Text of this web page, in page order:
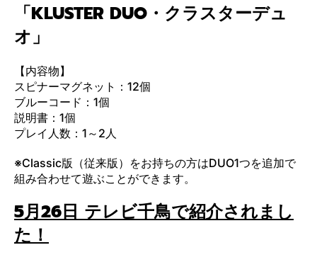
「KLUSTER DUO・クラスターデュ
オ」
【内容物】
スピナーマグネット：12個
ブルーコード：1個
説明書：1個
プレイ人数：1～2人
※Classic版（従来版）をお持ちの方はDUO1つを追加で
組み合わせて遊ぶことができます。
5月26日 テレビ千鳥で紹介されまし
た！